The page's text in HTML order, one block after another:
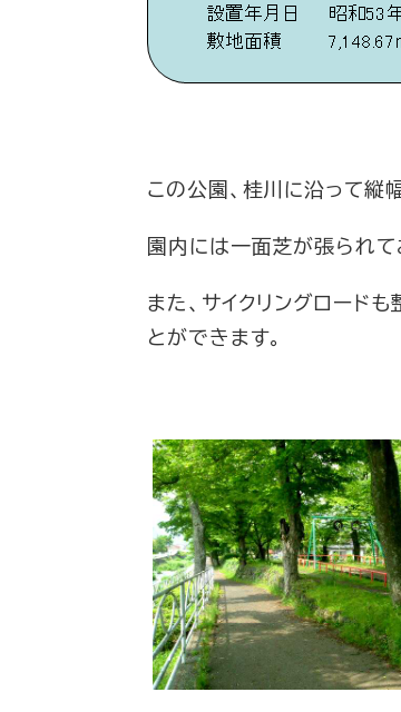
この公園、桂川に沿って
園内には一面芝が張られて
また、サイクリングロード
とができます。